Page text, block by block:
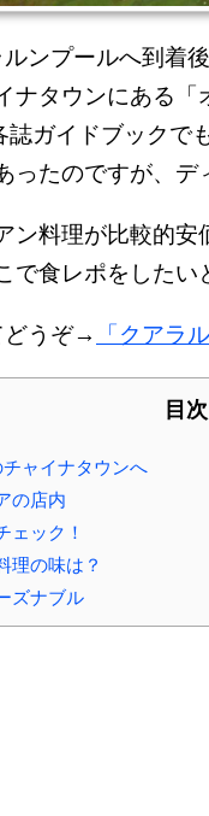
ンプールへ到着
ナタウンにある
誌ガイドブックで
ったのですが、デ
ン料理が比較的
で食レポをしたい
どうぞ→ 「クアラ
目次
チャイナタウンへ
の店内
ェック！
理の味は？
ズナブル